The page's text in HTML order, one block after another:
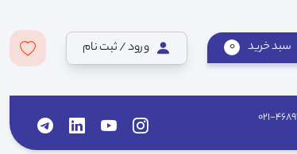
سبد خرید 0 ورود / ثبت نام
021-